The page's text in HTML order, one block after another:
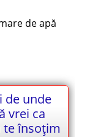
de apă
de unde
vrei ca
te însoțim